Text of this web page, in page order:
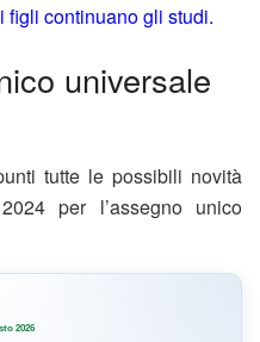
continuano gli studi.
universale
tutte le possibili novità
per l’assegno unico
2026